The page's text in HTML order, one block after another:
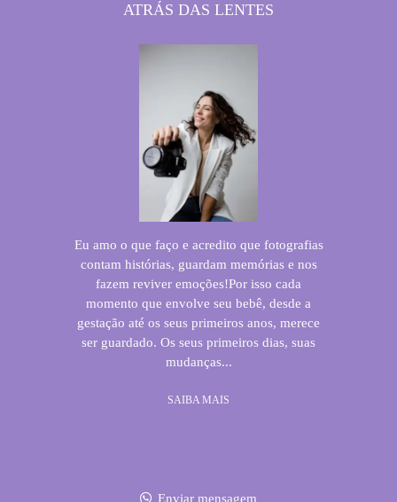
ATRÁS DAS LENTES
Eu amo o que faço e acredito que fotografias
contam histórias, guardam memórias e nos
fazem reviver emoções!Por isso cada
momento que envolve seu bebê, desde a
gestação até os seus primeiros anos, merece
ser guardado. Os seus primeiros dias, suas
mudanças...
SAIBA MAIS
Enviar mensagem